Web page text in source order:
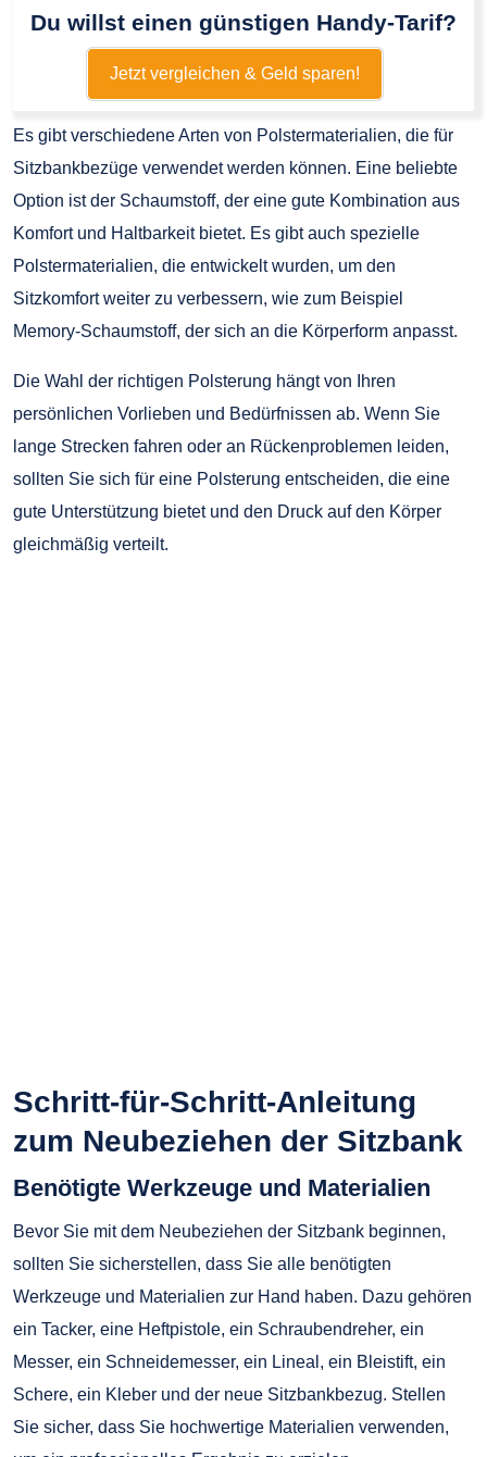
Du willst einen günstigen Handy-Tarif?
Jetzt vergleichen & Geld sparen!
Es gibt verschiedene Arten von Polstermaterialien, die für
Sitzbankbezüge verwendet werden können. Eine beliebte
Option ist der Schaumstoff, der eine gute Kombination aus
Komfort und Haltbarkeit bietet. Es gibt auch spezielle
Polstermaterialien, die entwickelt wurden, um den
Sitzkomfort weiter zu verbessern, wie zum Beispiel
Memory-Schaumstoff, der sich an die Körperform anpasst.
Die Wahl der richtigen Polsterung hängt von Ihren
persönlichen Vorlieben und Bedürfnissen ab. Wenn Sie
lange Strecken fahren oder an Rückenproblemen leiden,
sollten Sie sich für eine Polsterung entscheiden, die eine
gute Unterstützung bietet und den Druck auf den Körper
gleichmäßig verteilt.
Schritt-für-Schritt-Anleitung
zum Neubeziehen der Sitzbank
Benötigte Werkzeuge und Materialien
Bevor Sie mit dem Neubeziehen der Sitzbank beginnen,
sollten Sie sicherstellen, dass Sie alle benötigten
Werkzeuge und Materialien zur Hand haben. Dazu gehören
ein Tacker, eine Heftpistole, ein Schraubendreher, ein
Messer, ein Schneidemesser, ein Lineal, ein Bleistift, ein
Schere, ein Kleber und der neue Sitzbankbezug. Stellen
Sie sicher, dass Sie hochwertige Materialien verwenden,